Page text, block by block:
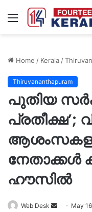
Menu
Home / Kerala/
Thiruvananthapuram
പുതിയ
പ്രതീക്ഷ’;
ഹൗസിൽ
Web Desk
Send May